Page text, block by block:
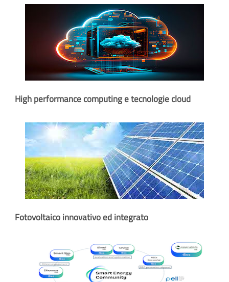
High performance computing e tecnologie cloud
Fotovoltaico innovativo ed integrato